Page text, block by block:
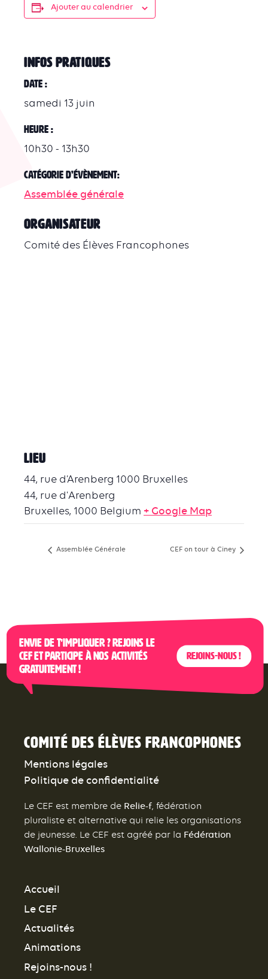
Ajouter au calendrier
INFOS PRATIQUES
Date :
samedi 13 juin
Heure :
10h30 - 13h30
Catégorie d’Évènement:
Assemblée générale
ORGANISATEUR
Comité des Élèves Francophones
LIEU
44, rue d’Arenberg 1000 Bruxelles
44, rue d'Arenberg
Bruxelles, 1000 Belgium + Google Map
Assemblée Générale CEF on tour à Ciney
Envie de t’impliquer ? Rejoins le
CEF et participe à nos activités
gratuitement !
Rejoins-nous !
Comité des élèves francophones
Mentions légales
Politique de confidentialité
Le CEF est membre de Relie-f , fédération
pluraliste et alternative qui relie les organisations
de jeunesse. Le CEF est agréé par la Fédération
Wallonie-Bruxelles
Accueil
Le CEF
Actualités
Animations
Rejoins-nous !